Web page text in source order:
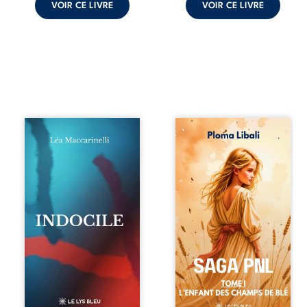
VOIR CE LIVRE VOIR CE LIVRE
Quatre parties.
Quatre refus.
Quatre visages
d’une existence en
friction. Entre les
silences qu’on ne
déchiffre pas, les
amours qu’on
dérange, les corps
qu’on administre
et les liens qu’on
sabote, cet
ouvrage parle à
vivent trop fort,
Autrefois, les
champs d’Atlantis
vibraient sous le
vent et les enfants
couraient dans les
blés. Puis la
couronne plia le
genou, livrant son
peuple à l’ombre
d’Ivorny. À Atove,
Luwel aurait pu
disparaître dans
les ruines de son
destin ; pourtant,
sous les pierres